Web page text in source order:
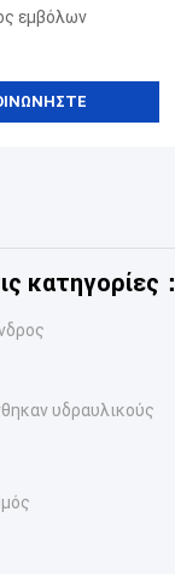
εμβόλων
κατηγορίες：
υδραυλικούς